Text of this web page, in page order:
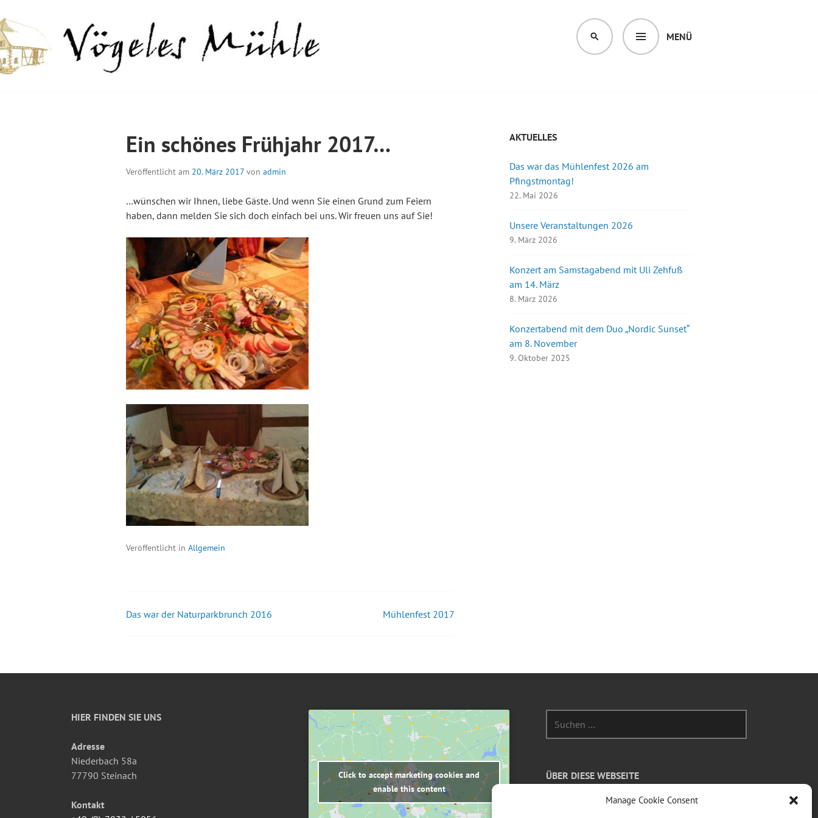
Manage Cookie Consent
zum
Inhalt
MENÜ
SUCHEN
Ein schönes Frühjahr 2017…
Veröffentlicht am 20. März 2017 von admin
…wünschen wir Ihnen, liebe Gäste. Und wenn Sie einen Grund zum Feiern
haben, dann melden Sie sich doch einfach bei uns. Wir freuen uns auf Sie!
Veröffentlicht in Allgemein
Beitrags-
Das war der Naturparkbrunch 2016 Mühlenfest 2017
AKTUELLES
Das war das Mühlenfest 2026 am
Pfingstmontag!
22. Mai 2026
Unsere Veranstaltungen 2026
9. März 2026
Konzert am Samstagabend mit Uli Zehfuß
am 14. März
8. März 2026
Konzertabend mit dem Duo „Nordic Sunset“
am 8. November
9. Oktober 2025
HIER FINDEN SIE UNS
Adresse
Niederbach 58a
77790 Steinach
Kontakt
Click to accept marketing cookies and
enable this content
nach:
ÜBER DIESE WEBSEITE
Dies ist die private Homepage der Vögeles